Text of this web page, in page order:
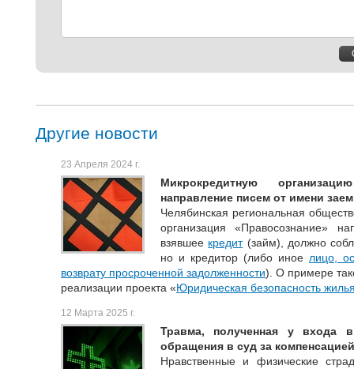
Другие новости
23 Апреля 2024 г.
Микрокредитную
направление писем от имени
Челябинская региональная
организация «Правосознание»
взявшее кредит(займ), должно
но и кредитор (либо иное лицо,
возврату просроченной задолженности). О примере
реализации проекта «Юридическая безопасность
12 Марта 2025 г.
Травма, полученная у входа
обращения в суд за
Нравственные и физические